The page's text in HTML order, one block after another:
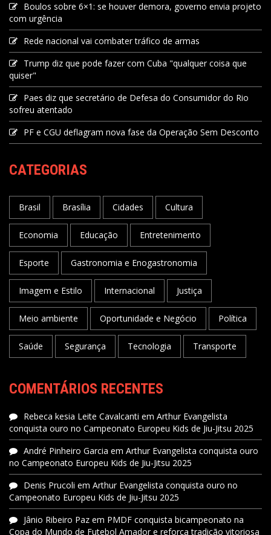
Boulos sobre 6×1: se houver demora, governo envia projeto
com urgência
Rede nacional vai combater tráfico de armas
Trump diz que pode fazer com Cuba "qualquer coisa que
quiser"
Paes diz que secretário de Defesa do Consumidor do Rio
sofreu atentado
PF e CGU deflagram nova fase da Operação Sem Desconto
CATEGORIAS
Brasil Brasília Cidades Cultura
Economia Educação Entretenimento
Esporte Gastronomia e Enogastronomia
Imagem e Estilo Internacional Justiça
Meio ambiente Oportunidade e Negócio Política
Saúde Segurança Tecnologia Transporte
COMENTÁRIOS RECENTES
Rebeca kesia Leite Cavalcanti em Arthur Evangelista
conquista ouro no Campeonato Europeu Kids de Jiu-Jitsu 2025
André Pinheiro Garcia em Arthur Evangelista conquista ouro
no Campeonato Europeu Kids de Jiu-Jitsu 2025
Denis Prucoli em Arthur Evangelista conquista ouro no
Campeonato Europeu Kids de Jiu-Jitsu 2025
Jânio Ribeiro Paz em PMDF conquista bicampeonato na
Copa do Mundo de Futebol Amador e reforça tradição vitoriosa